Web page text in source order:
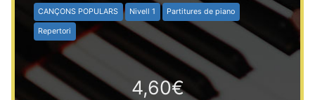
CANÇONS POPULARS Nivell 1 Partitures de piano
Repertori
4,60€